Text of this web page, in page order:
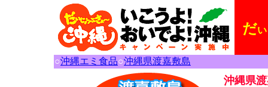
だ
○沖縄エミ食品○沖縄県渡嘉敷島
沖縄県